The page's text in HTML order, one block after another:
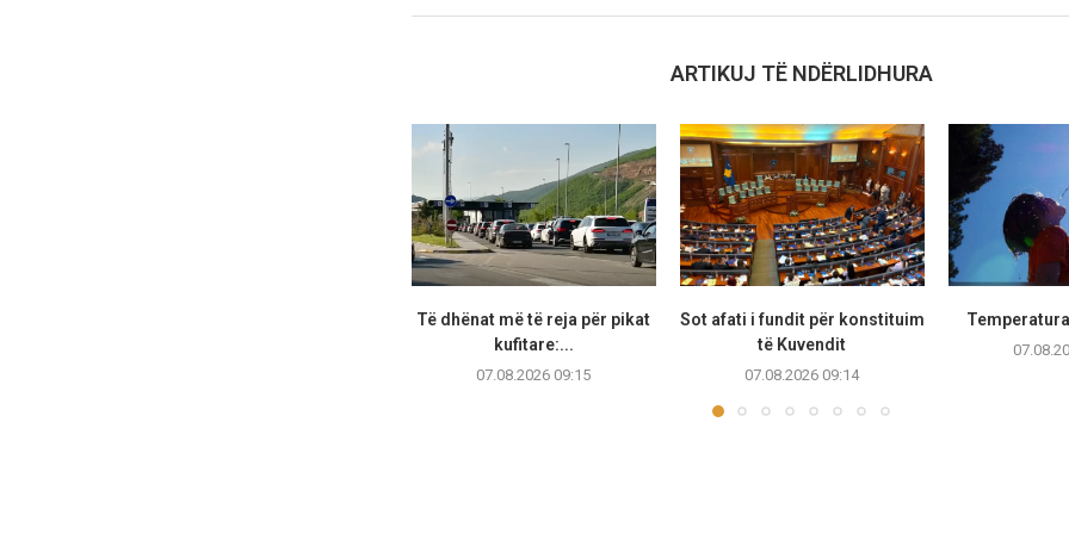
ARTIKUJ TË NDËRLIDHURA
Të dhënat më të reja për pikat
kufitare:...
07.08.2026 09:15
Sot afati i fundit për konstituim
të Kuvendit
07.08.2026 09:14